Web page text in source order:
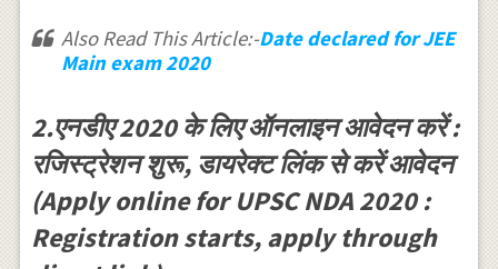
Also Read This Article:-Date declared for JEE
Main exam 2020
2.एनडीए 2020 के लिए ऑनलाइन आवेदन करें :
रजिस्ट्रेशन शुरू, डायरेक्ट लिंक से करें आवेदन
(Apply online for UPSC NDA 2020 :
Registration starts, apply through